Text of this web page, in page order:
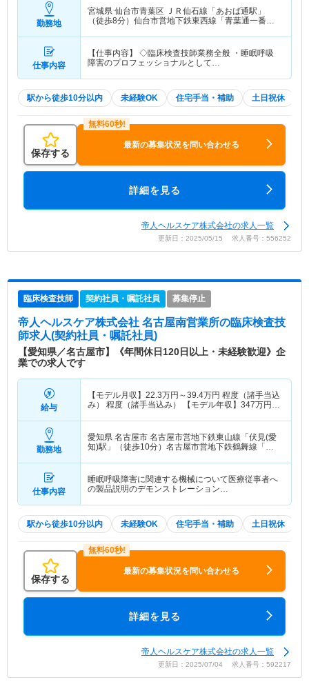
勤務地
宮城県 仙台市青葉区
ＪＲ仙石線「あおば通駅」
（徒歩8分）仙台市営地下鉄東西線「青葉通一番町
仕事内容
【仕事内容】 ◇臨床検査技師業務全般 ・睡眠呼吸
障害のプロフェッショナルとして…
駅から徒歩10分以内 未経験OK 住宅手当・補助 土日祝休
保存する
最新の募集状況を問い合わせる
詳細を見る
帝人ヘルスケア株式会社の求人一覧
更新日：2025/05/15 求人番号：556252
臨床検査技師 契約社員・嘱託社員 募集停止
帝人ヘルスケア株式会社 名古屋南営業所の臨床検査技
師求人(契約社員・嘱託社員)
【愛知県／名古屋市】《年間休日120日以上・未経験歓迎》企
業での求人です
給与
【モデル月収】 22.3万円～39.4万円 程度（諸手当込
み） 程度（諸手当込み） 【モデル年収】 347万円～
勤務地
愛知県 名古屋市 名古屋市営地下鉄東山線「伏見(愛
知)駅」（徒歩10分）名古屋市営地下鉄鶴舞線「伏
仕事内容
睡眠呼吸障害に関連する機械について医療従事者へ
の製品説明のデモンストレーション…
駅から徒歩10分以内 未経験OK 住宅手当・補助 土日祝休
保存する
最新の募集状況を問い合わせる
詳細を見る
帝人ヘルスケア株式会社の求人一覧
更新日：2025/07/04 求人番号：592217